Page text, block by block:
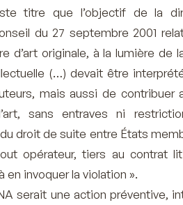
titre que l’objectif de la
du 27 septembre 2001
d’art originale, à la lumière de
(…) devait être
mais aussi de contribuer
sans entraves ni
droit de suite entre États
opérateur, tiers au contrat
invoquer la violation ».
serait une action préventive,